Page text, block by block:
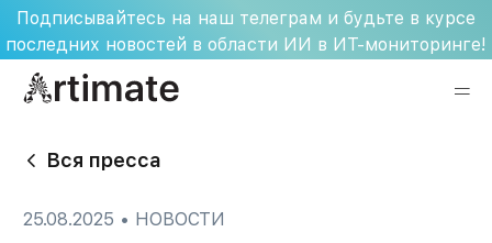
Skip
to
content
Подписывайтесь на наш телеграм и будьте в курсе
последних новостей в области ИИ в ИТ-мониторинге!
Вся пресса
25.08.2025 • НОВОСТИ